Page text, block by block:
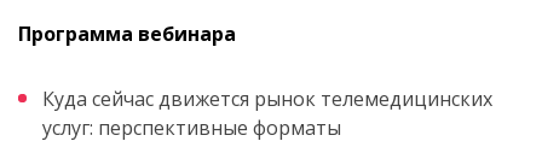
Программа вебинара
Куда сейчас движется рынок телемедицинских
услуг: перспективные форматы